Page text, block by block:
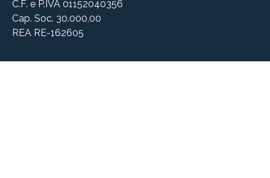
C.F. e P.IVA 01152040356
Cap. Soc. 30.000,00
REA RE-162605